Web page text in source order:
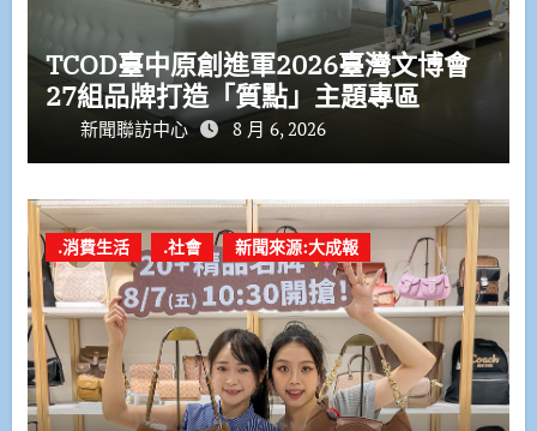
TCOD臺中原創進軍2026臺灣文博會
27組品牌打造「質點」主題專區
新聞聯訪中心 8 月 6, 2026
.消費生活 .社會 新聞來源:大成報